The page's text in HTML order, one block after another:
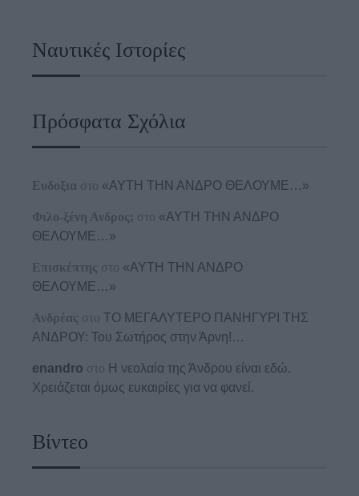
Ναυτικές Ιστορίες
Πρόσφατα Σχόλια
Ευδοξια στο «ΑΥΤΗ ΤΗΝ ΑΝΔΡΟ ΘΕΛΟΥΜΕ…»
Φιλο-ξένη Ανδρος; στο «ΑΥΤΗ ΤΗΝ ΑΝΔΡΟ
ΘΕΛΟΥΜΕ…»
Επισκέπτης στο «ΑΥΤΗ ΤΗΝ ΑΝΔΡΟ
ΘΕΛΟΥΜΕ…»
Ανδρέας στο
ΤΟ ΜΕΓΑΛΥΤΕΡΟ ΠΑΝΗΓΥΡΙ ΤΗΣ
ΑΝΔΡΟΥ: Του Σωτήρος στην Άρνη!…
enandro στο Η νεολαία της Άνδρου είναι εδώ.
Χρειάζεται όμως ευκαιρίες για να φανεί.
Βίντεο